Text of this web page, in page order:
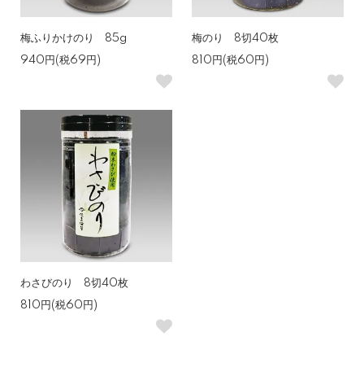
梅ふりかけのり 85g
940円(税69円)
梅のり 8切40枚
810円(税60円)
わさびのり 8切40枚
810円(税60円)